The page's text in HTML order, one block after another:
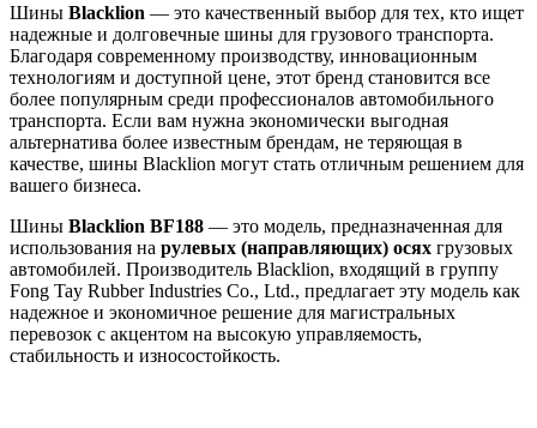
Шины Blacklion — это качественный выбор для тех, кто ищет
надежные и долговечные шины для грузового транспорта.
Благодаря современному производству, инновационным
технологиям и доступной цене, этот бренд становится все
более популярным среди профессионалов автомобильного
транспорта. Если вам нужна экономически выгодная
альтернатива более известным брендам, не теряющая в
качестве, шины Blacklion могут стать отличным решением для
вашего бизнеса.
Шины Blacklion BF188 — это модель, предназначенная для
использования на рулевых (направляющих) осях грузовых
автомобилей. Производитель Blacklion, входящий в группу
Fong Tay Rubber Industries Co., Ltd., предлагает эту модель как
надежное и экономичное решение для магистральных
перевозок с акцентом на высокую управляемость,
стабильность и износостойкость.